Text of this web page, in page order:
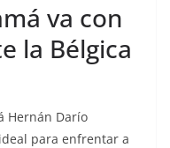
va con
la Bélgica
Hernán Darío
para enfrentar a